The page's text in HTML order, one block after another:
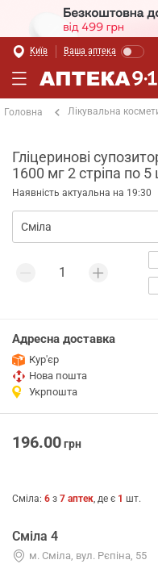
Київ Ваша аптека
Головна Лікувальна
Гліцеринові
1600 мг 2 стріпа по 5
Наявність актуальна на 19:30
Адресна доставка
Кур'єр
Нова пошта
Укрпошта
196.00грн
Сміла: 6 з 7 аптек, де є 1 шт.
Сміла 4
м. Сміла, вул. Рєпіна, 55